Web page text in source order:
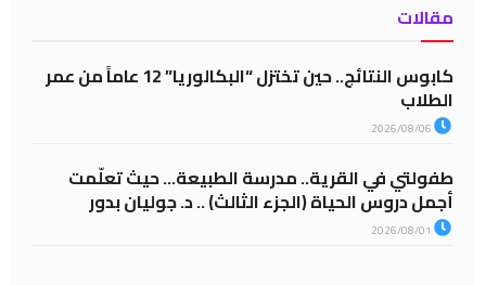
مقالات
كابوس النتائج.. حين تختزل “البكالوريا” 12 عاماً من عمر
الطلاب
طفولتي في القرية.. مدرسة الطبيعة… حيث تعلّمت
أجمل دروس الحياة (الجزء الثالث) .. د. جوليان بدور